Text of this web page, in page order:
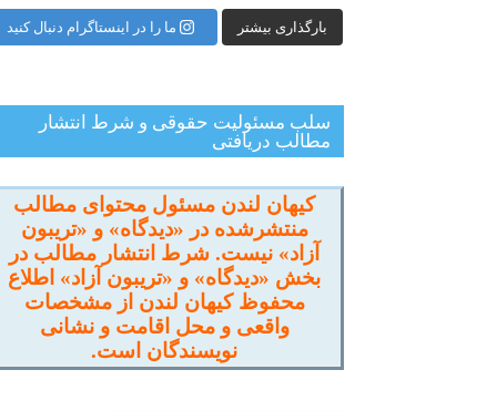
بارگذاری بیشتر ما را در اینستاگرام دنبال کنید
سلب مسئولیت حقوقی و شرط انتشار
مطالب دریافتی
کیهان لندن مسئول محتوای مطالب
منتشرشده در «دیدگاه» و «تریبون
آزاد» نیست. شرط انتشار مطالب در
بخش «دیدگاه» و «تریبون آزاد» اطلاع
محفوظ کیهان لندن از مشخصات
واقعی و محل اقامت و نشانی
نویسندگان است.